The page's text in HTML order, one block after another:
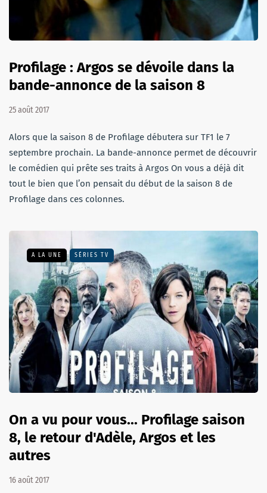
Profilage : Argos se dévoile dans la
bande-annonce de la saison 8
25 août 2017
Alors que la saison 8 de Profilage débutera sur TF1 le 7
septembre prochain. La bande-annonce permet de découvrir
le comédien qui prête ses traits à Argos On vous a déjà dit
tout le bien que l’on pensait du début de la saison 8 de
Profilage dans ces colonnes.
A LA UNE SÉRIES TV
On a vu pour vous... Profilage saison
8, le retour d'Adèle, Argos et les
autres
16 août 2017